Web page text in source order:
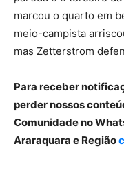
marcou o quarto em
meio-campista
mas Zetterstrom
Para receber
perder nossos
Comunidade no
Araraquara e Região